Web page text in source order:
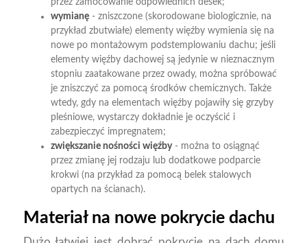
przez zamocowanie odpowiednich desek;
wymianę- zniszczone (skorodowane biologicznie, na
przykład zbutwiałe) elementy więźby wymienia się na
nowe po montażowym podstemplowaniu dachu; jeśli
elementy więźby dachowej są jedynie w nieznacznym
stopniu zaatakowane przez owady, można spróbować
je zniszczyć za pomocą środków chemicznych. Także
wtedy, gdy na elementach więźby pojawiły się grzyby
pleśniowe, wystarczy dokładnie je oczyścić i
zabezpieczyć impregnatem;
zwiększanie nośności więźby- można to osiągnąć
przez zmianę jej rodzaju lub dodatkowe podparcie
krokwi (na przykład za pomocą belek stalowych
opartych na ścianach).
Materiał na nowe pokrycie dachu